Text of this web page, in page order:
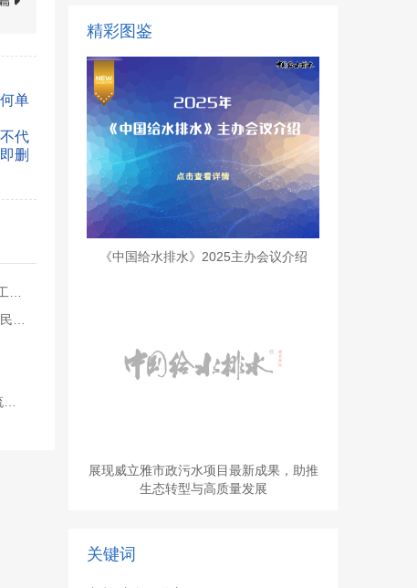
单
代
删
精彩图鉴
《中国给水排水》2025主办会议介绍
展现威立雅市政污水项目最新成果，助推
生态转型与高质量发展
关键词